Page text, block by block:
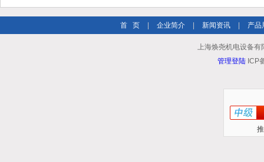
首 页 企业简介 新闻资讯 产品
上海焕尧机电设备有
管理登陆 ICP